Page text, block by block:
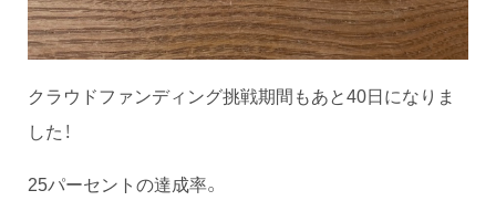
クラウドファンディング挑戦期間もあと40日になりま
した！
25パーセントの達成率。